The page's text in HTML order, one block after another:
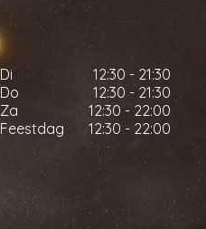
Di
12:30 - 21:30
Do
12:30 - 21:30
Za
12:30 - 22:00
Feestdag 12:30 - 22:00